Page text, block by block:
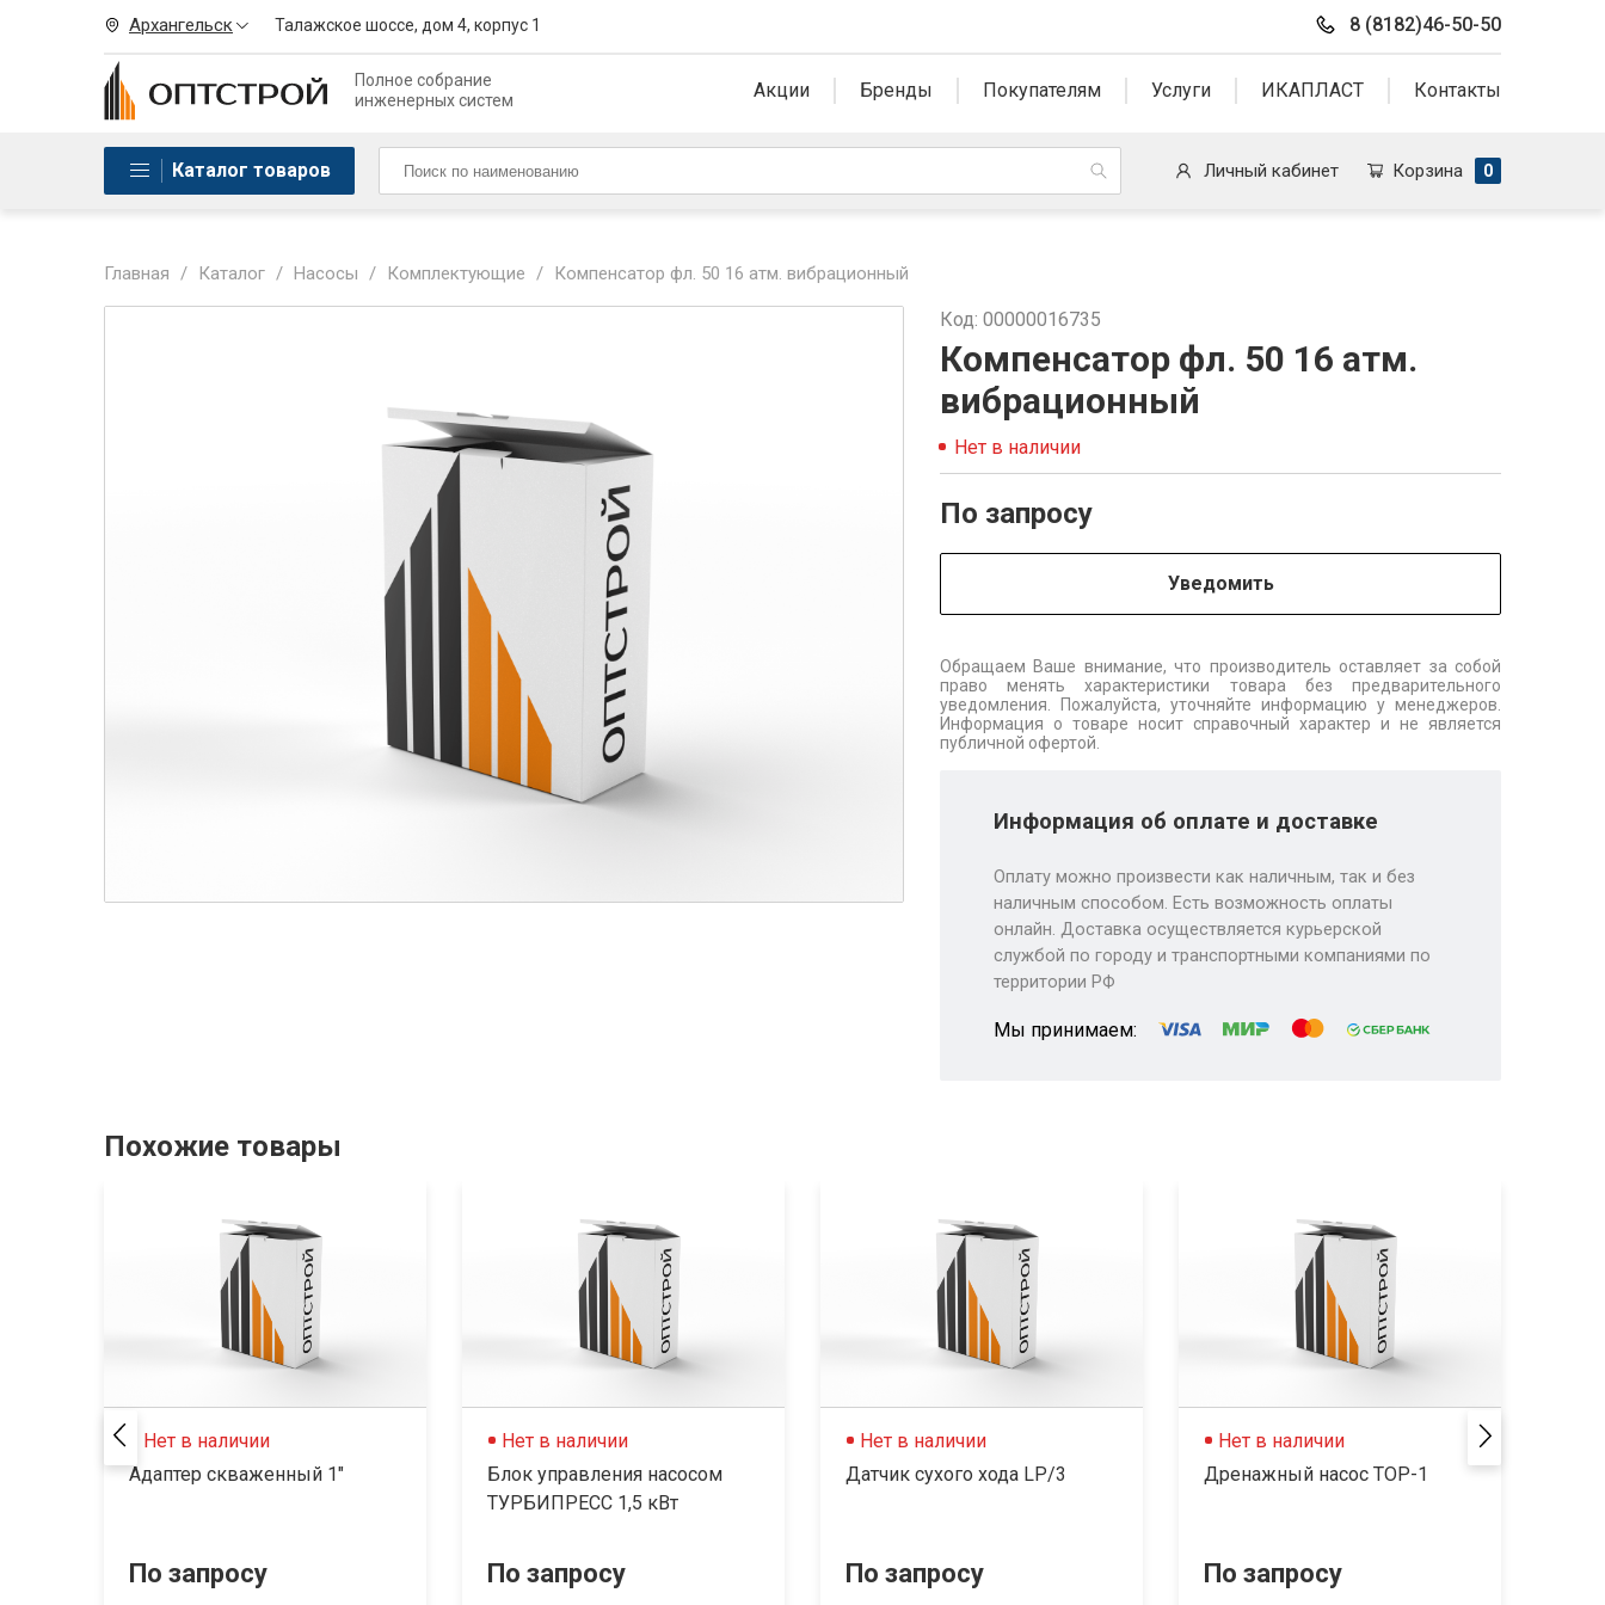
Архангельск Талажское шоссе, дом 4, корпус 1 8 (8182)46-50-50
Полное собрание
инженерных систем
Акции Бренды Покупателям Услуги ИКАПЛАСТ Контакты
Каталог товаров Личный кабинет Корзина 0
Главная / Каталог / Насосы / Комплектующие / Компенсатор фл. 50 16 атм. вибрационный
Код: 00000016735
Компенсатор фл. 50 16 атм.
вибрационный
Нет в наличии
По запросу
Уведомить
Обращаем Ваше внимание, что производитель оставляет за собой
право менять характеристики товара без предварительного
уведомления. Пожалуйста, уточняйте информацию у менеджеров.
Информация о товаре носит справочный характер и не является
публичной офертой.
Информация об оплате и доставке
Оплату можно произвести как наличным, так и без
наличным способом. Есть возможность оплаты
онлайн. Доставка осуществляется курьерской
службой по городу и транспортными компаниями по
территории РФ
Мы принимаем:
Похожие товары
Нет в наличии
Адаптер скваженный 1"
По запросу
Нет в наличии
Блок управления насосом
ТУРБИПРЕСС 1,5 кВт
По запросу
Нет в наличии
Датчик сухого хода LP/3
По запросу
Нет в наличии
Дренажный насос TOP-1
По запросу